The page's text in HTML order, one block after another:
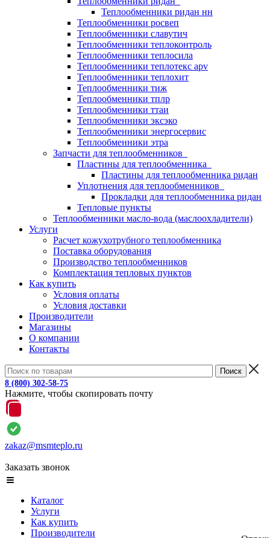
Теплообменники ридан нн
Теплообменники росвеп
Теплообменники славутич
Теплообменники теплоконтроль
Теплообменники теплосила
Теплообменники теплотекс apv
Теплообменники теплохит
Теплообменники тиж
Теплообменники тплр
Теплообменники ттаи
Теплообменники эксэко
Теплообменники энергосервис
Теплообменники этра
Запчасти для теплообменников
Пластины для теплообменника
Пластины для теплообменника ридан
Уплотнения для теплообменников
Прокладки для теплообменника ридан
Тепловые пункты
Теплообменники масло-вода (маслоохладители)
Услуги
Расчет кожухотрубного теплообменника
Поставка оборудования
Производство теплообменников
Комплектация тепловых пунктов
Как купить
Условия оплаты
Условия доставки
Производители
Магазины
О компании
Контакты
8 (800) 302-58-75
Нажмите, чтобы скопировать почту
zakaz@msmteplo.ru
Заказать звонок
Каталог
Услуги
Как купить
Производители